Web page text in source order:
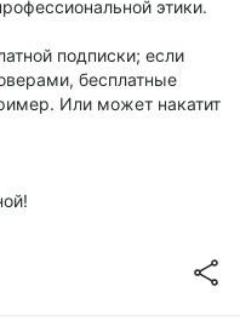
этики.
подписки; если
бесплатные
Или может накатит